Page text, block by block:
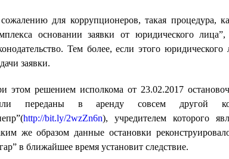
для коррупционеров, такая процедура,
основании заявки от юридического
Тем более, если этого
заявки.
этом решением исполкома от 23.02.2017
переданы в аренду совсем другой
http://bit.ly/2wzZn6n), учредителем которого
же образом данные остановки
в ближайшее время установит следствие.